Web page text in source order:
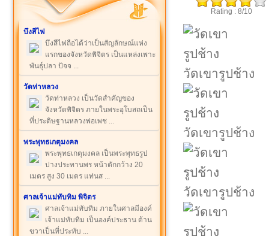
บึงสีไฟ
บึงสีไฟถือได้ว่าเป็นสัญลักษณ์แห่ง
แรกของจังหวัดพิจิตร เป็นแหล่งเพาะ
พันธุ์ปลา ปัจจ ...
วัดท่าหลวง
วัดท่าหลวง เป็นวัดสำคัญของ
จังหวัดพิจิตร ภายในพระอุโบสถเป็น
ที่ประดิษฐานหลวงพ่อเพช ...
พระพุทธเกตุมงคล
พระพุทธเกตุมงคล เป็นพระพุทธรูป
ปางประทานพร หน้าตักกว้าง 20
เมตร สูง 30 เมตร แท่นส ...
ศาลเจ้าแม่ทับทิม พิจิตร
ศาลเจ้าแม่ทับทิม ภายในศาลมีองค์
เจ้าแม่ทับทิม เป็นองค์ประธาน ด้าน
ขวาเป็นที่ประทับ ...
Rating : 8/10
วัดเขารูปช้าง
วัดเขารูปช้าง
วัดเขารูปช้าง